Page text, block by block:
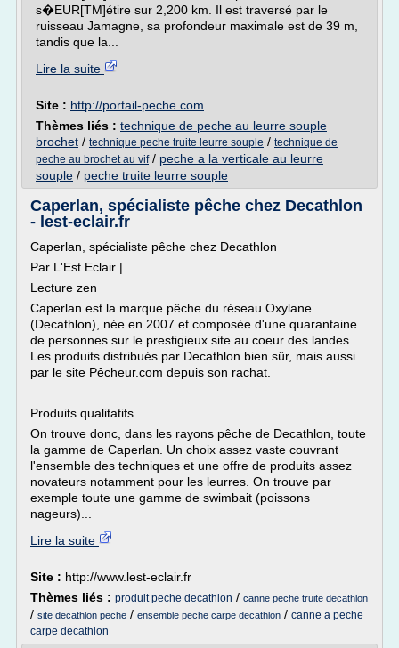
s�EUR[TM]étire sur 2,200 km. Il est traversé par le
ruisseau Jamagne, sa profondeur maximale est de 39 m,
tandis que la...
Lire la suite
Site : http://portail-peche.com
Thèmes liés : technique de peche au leurre souple
brochet / technique peche truite leurre souple / technique de
peche au brochet au vif/ peche a la verticale au leurre
souple / peche truite leurre souple
Caperlan, spécialiste pêche chez Decathlon
- lest-eclair.fr
Caperlan, spécialiste pêche chez Decathlon
Par L'Est Eclair |
Lecture zen
Caperlan est la marque pêche du réseau Oxylane
(Decathlon), née en 2007 et composée d'une quarantaine
de personnes sur le prestigieux site au coeur des landes.
Les produits distribués par Decathlon bien sûr, mais aussi
par le site Pêcheur.com depuis son rachat.
Produits qualitatifs
On trouve donc, dans les rayons pêche de Decathlon, toute
la gamme de Caperlan. Un choix assez vaste couvrant
l'ensemble des techniques et une offre de produits assez
novateurs notamment pour les leurres. On trouve par
exemple toute une gamme de swimbait (poissons
nageurs)...
Lire la suite
Site : http://www.lest-eclair.fr
Thèmes liés : produit peche decathlon / canne peche truite decathlon
/ site decathlon peche / ensemble peche carpe decathlon / canne a peche
carpe decathlon